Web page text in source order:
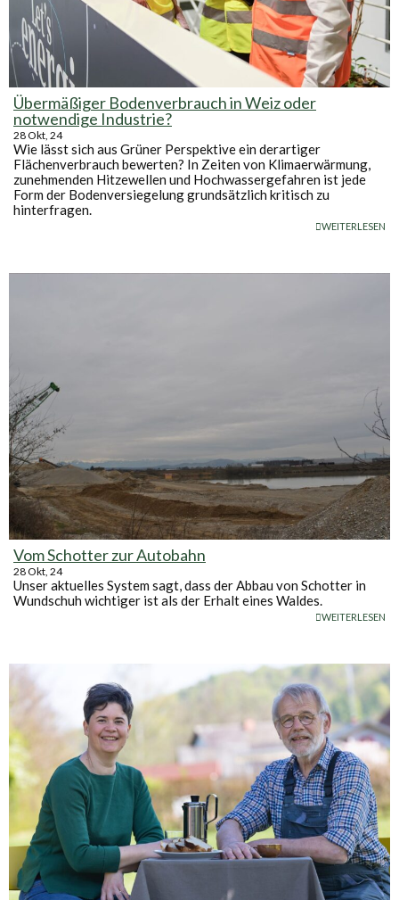
Übermäßiger Bodenverbrauch in Weiz oder
notwendige Industrie?
28Okt, 24
Wie lässt sich aus Grüner Perspektive ein derartiger
Flächenverbrauch bewerten? In Zeiten von Klimaerwärmung,
zunehmenden Hitzewellen und Hochwassergefahren ist jede
Form der Bodenversiegelung grundsätzlich kritisch zu
hinterfragen.
WEITERLESEN
Vom Schotter zur Autobahn
28Okt, 24
Unser aktuelles System sagt, dass der Abbau von Schotter in
Wundschuh wichtiger ist als der Erhalt eines Waldes.
WEITERLESEN